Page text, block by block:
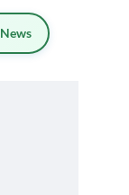
News